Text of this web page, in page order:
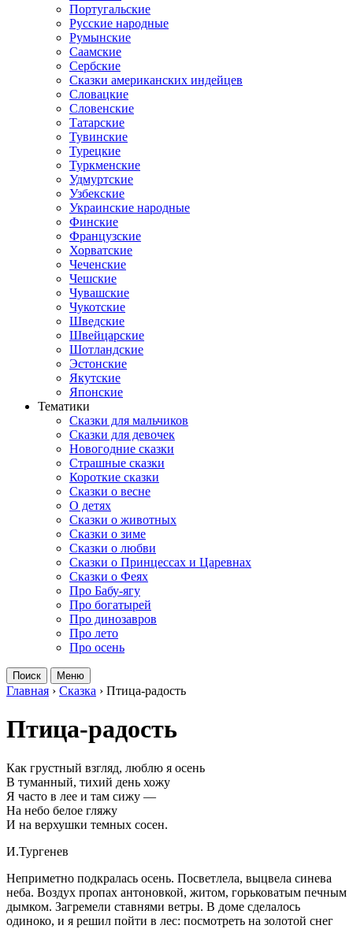
Португальские
Русские народные
Румынские
Саамские
Сербские
Сказки американских индейцев
Словацкие
Словенские
Татарские
Тувинские
Турецкие
Туркменские
Удмуртские
Узбекские
Украинские народные
Финские
Французские
Хорватские
Чеченские
Чешские
Чувашские
Чукотские
Шведские
Швейцарские
Шотландские
Эстонские
Якутские
Японские
Тематики
Сказки для мальчиков
Сказки для девочек
Новогодние сказки
Страшные сказки
Короткие сказки
Сказки о весне
О детях
Сказки о животных
Сказки о зиме
Сказки о любви
Сказки о Принцессах и Царевнах
Сказки о Феях
Про Бабу-ягу
Про богатырей
Про динозавров
Про лето
Про осень
Поиск Меню
Главная › Сказка › Птица-радость
Птица-радость
Как грустный взгляд, люблю я осень
В туманный, тихий день хожу
Я часто в лее и там сижу —
На небо белое гляжу
И на верхушки темных сосен.
И.Тургенев
Неприметно подкралась осень. Посветлела, выцвела синева
неба. Воздух пропах антоновкой, житом, горьковатым печным
дымком. Загремели ставнями ветры. В доме сделалось
одиноко, и я решил пойти в лес: посмотреть на золотой снег